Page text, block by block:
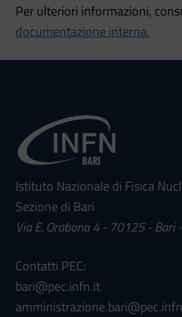
Per ulteriori informazioni,
documentazione interna.
Istituto Nazionale di Fisica
Sezione di Bari
Via E. Orabona 4 - 70125 - Bari
Contatti PEC:
bari@pec.infn.it